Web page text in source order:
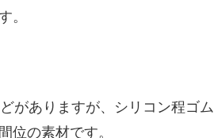
。
がありますが、シリコン程ゴム
位の素材です。